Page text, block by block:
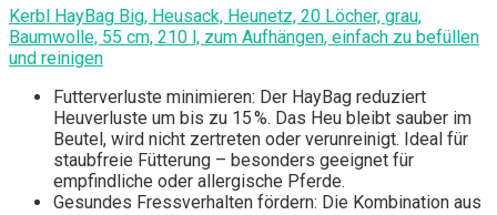
Kerbl HayBag Big, Heusack, Heunetz, 20 Löcher, grau,
Baumwolle, 55 cm, 210 l, zum Aufhängen, einfach zu befüllen
und reinigen
Futterverluste minimieren: Der HayBag reduziert
Heuverluste um bis zu 15 %. Das Heu bleibt sauber im
Beutel, wird nicht zertreten oder verunreinigt. Ideal für
staubfreie Fütterung – besonders geeignet für
empfindliche oder allergische Pferde.
Gesundes Fressverhalten fördern: Die Kombination aus